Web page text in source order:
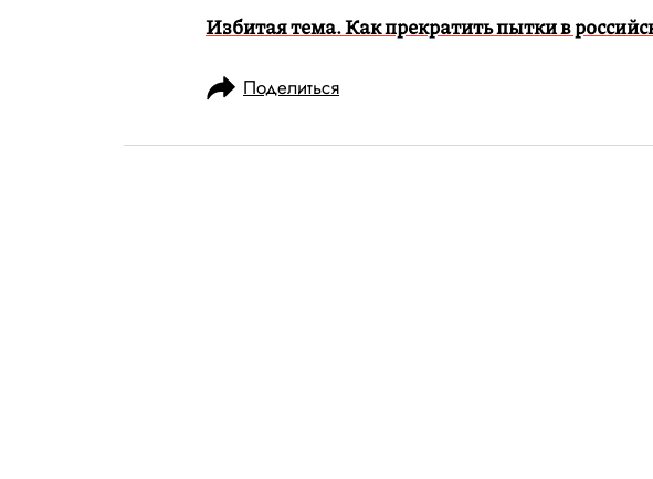
Избитая тема. Как прекратить пытки в
Поделиться